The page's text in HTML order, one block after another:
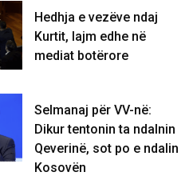
Hedhja e vezëve ndaj
Kurtit, lajm edhe në
mediat botërore
Selmanaj për VV-në:
Dikur tentonin ta ndalnin
Qeverinë, sot po e ndalin
Kosovën